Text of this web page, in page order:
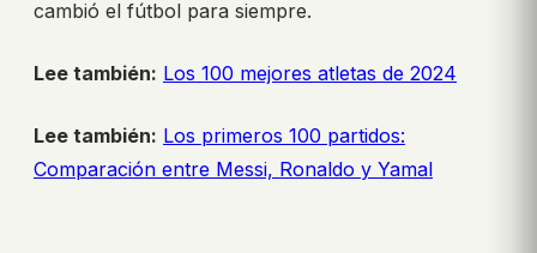
cambió el fútbol para siempre.
Lee también: Los 100 mejores atletas de 2024
Lee también: Los primeros 100 partidos:
Comparación entre Messi, Ronaldo y Yamal